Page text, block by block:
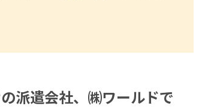
派遣会社、㈱ワールドで